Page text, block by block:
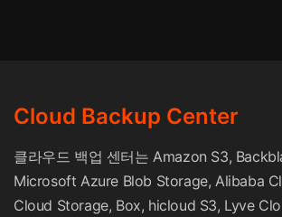
Cloud Backup Center
클라우드 백업 센터는 Amazon S3,
Microsoft Azure Blob Storage, Alibaba
Cloud Storage, Box, hicloud S3, Lyve